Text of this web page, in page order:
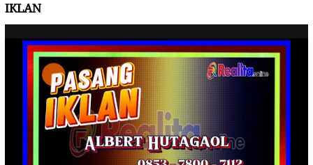
IKLAN